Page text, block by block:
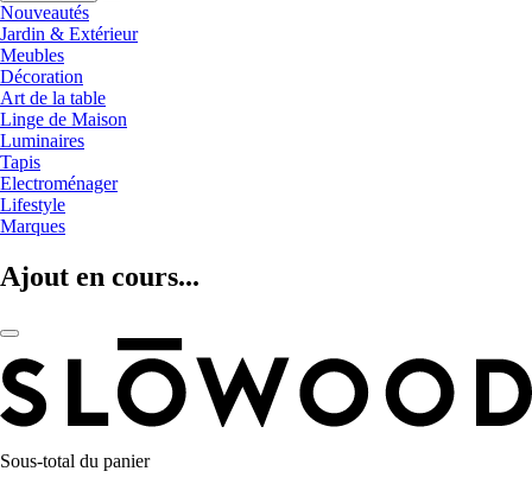
Nouveautés
Jardin & Extérieur
Meubles
Décoration
Art de la table
Linge de Maison
Luminaires
Tapis
Electroménager
Lifestyle
Marques
Ajout en cours...
Sous-total du panier